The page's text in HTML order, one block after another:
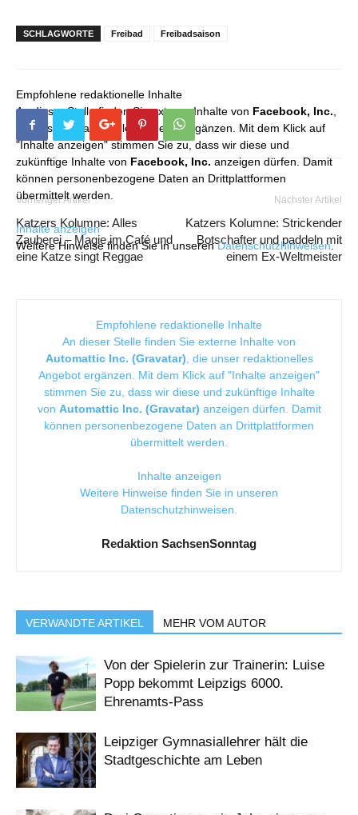
SCHLAGWORTE Freibad Freibadsaison
Empfohlene redaktionelle Inhalte
An dieser Stelle finden Sie externe Inhalte von Facebook, Inc.
die unser redaktionelles Angebot ergänzen. Mit dem Klick auf
"Inhalte anzeigen" stimmen Sie zu, dass wir diese und
zukünftige Inhalte von Facebook, Inc. anzeigen dürfen. Damit
können personenbezogene Daten an Drittplattformen
übermittelt werden.
Inhalte anzeigen
Weitere Hinweise finden Sie in unserenDatenschutzhinweisen.
Vorheriger Artikel
Katzers Kolumne: Alles
Zauberei – Magie im Café und
eine Katze singt Reggae
Nächster Artikel
Katzers Kolumne: Strickender
Botschafter und paddeln mit
einem Ex-Weltmeister
Empfohlene redaktionelle Inhalte
An dieser Stelle finden Sie externe Inhalte von
Automattic Inc. (Gravatar) , die unser redaktionelles
Angebot ergänzen. Mit dem Klick auf "Inhalte anzeigen"
stimmen Sie zu, dass wir diese und zukünftige Inhalte
von Automattic Inc. (Gravatar) anzeigen dürfen. Damit
können personenbezogene Daten an Drittplattformen
übermittelt werden.
Inhalte anzeigen
Weitere Hinweise finden Sie in unseren
Datenschutzhinweisen
Redaktion SachsenSonntag
VERWANDTE ARTIKEL MEHR VOM AUTOR
Von der Spielerin zur Trainerin: Luise
Popp bekommt Leipzigs 6000.
Ehrenamts-Pass
Leipziger Gymnasiallehrer hält die
Stadtgeschichte am Leben